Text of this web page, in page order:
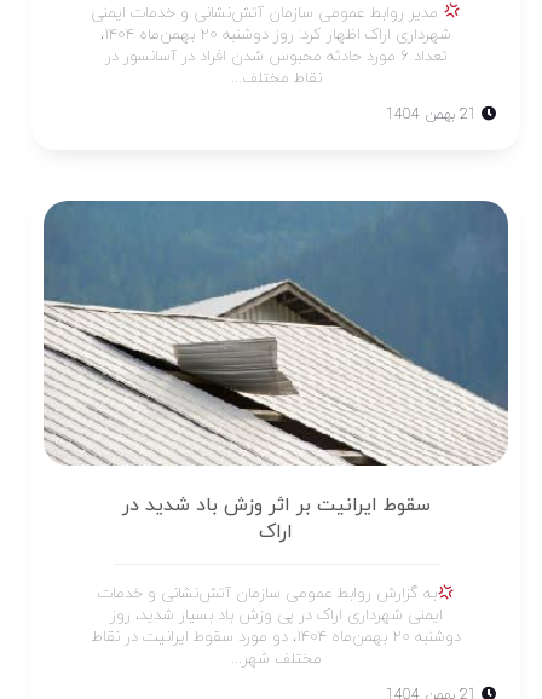
مدیر روابط عمومی سازمان آتش‌نشانی و خدمات ایمنی
شهرداری اراک اظهار کرد: روز دوشنبه ۲۰ بهمن‌ماه ۱۴۰۴،
تعداد ۶ مورد حادثه محبوس شدن افراد در آسانسور در
نقاط مختلف...
21 بهمن 1404
سقوط ایرانیت بر اثر وزش باد شدید در
اراک
به گزارش روابط عمومی سازمان آتش‌نشانی و خدمات
ایمنی شهرداری اراک در پی وزش باد بسیار شدید، روز
دوشنبه ۲۰ بهمن‌ماه ۱۴۰۴، دو مورد سقوط ایرانیت در نقاط
مختلف شهر...